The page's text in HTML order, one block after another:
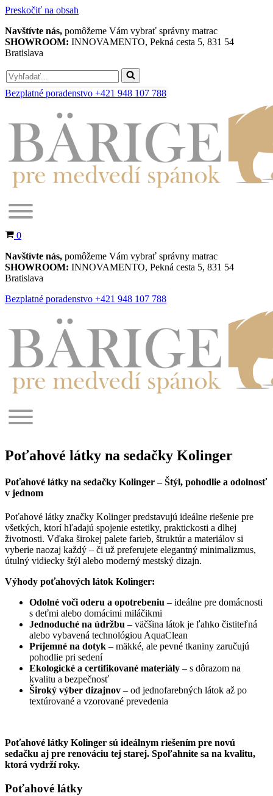
Preskočiť na obsah
Navštívte nás, pomôžeme Vám vybrať správny matrac
SHOWROOM: INNOVAMENTO, Pekná cesta 5, 831 54
Bratislava
Search
for...
Bezplatné poradenstvo +421 948 107 788
Košík
0
Navštívte nás, pomôžeme Vám vybrať správny matrac
SHOWROOM: INNOVAMENTO, Pekná cesta 5, 831 54
Bratislava
Bezplatné poradenstvo +421 948 107 788
Poťahové látky na sedačky Kolinger
Poťahové látky na sedačky Kolinger – Štýl, pohodlie a odolnosť
v jednom
Poťahové látky značky Kolinger predstavujú ideálne riešenie pre
všetkých, ktorí hľadajú spojenie estetiky, praktickosti a dlhej
životnosti. Vďaka širokej palete farieb, štruktúr a materiálov si
vyberie naozaj každý – či už preferujete elegantný minimalizmus,
útulný vidiecky štýl alebo moderný mestský dizajn.
Výhody poťahových látok Kolinger:
Odolné voči oderu a opotrebeniu – ideálne pre domácnosti
s deťmi alebo domácimi miláčikmi
Jednoduché na údržbu – väčšina látok je ľahko čistiteľná
alebo vybavená technológiou AquaClean
Príjemné na dotyk – mäkké, ale pevné tkaniny zaručujú
pohodlie pri sedení
Ekologické a certifikované materiály – s dôrazom na
kvalitu a bezpečnosť
Široký výber dizajnov – od jednofarebných látok až po
textúrované a vzorované prevedenia
Poťahové látky Kolinger sú ideálnym riešením pre novú
sedačku aj pre renováciu tej starej. Spoľahnite sa na kvalitu,
ktorá vydrží roky.
Poťahové látky